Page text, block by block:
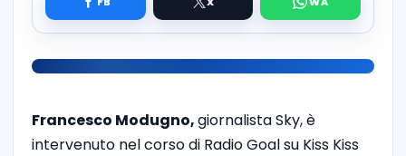
Francesco Modugno,giornalista Sky, è
intervenuto nel corso di Radio Goal su Kiss Kiss